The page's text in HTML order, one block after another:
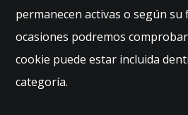
permanecen activas o según su
ocasiones podremos
cookie puede estar incluida
categoría.